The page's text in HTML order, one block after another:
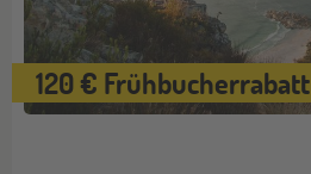
120 € Frühbucherrabatt